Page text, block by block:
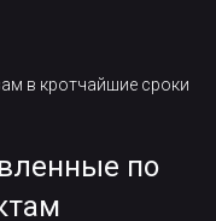
в кротчайшие сроки
по